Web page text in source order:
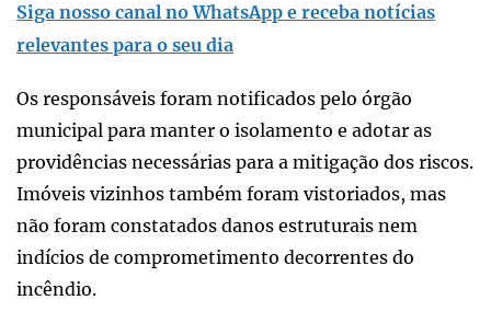
Siga nosso canal no WhatsApp e receba notícias
relevantes para o seu dia
Os responsáveis foram notificados pelo órgão
municipal para manter o isolamento e adotar as
providências necessárias para a mitigação dos riscos.
Imóveis vizinhos também foram vistoriados, mas
não foram constatados danos estruturais nem
indícios de comprometimento decorrentes do
incêndio.